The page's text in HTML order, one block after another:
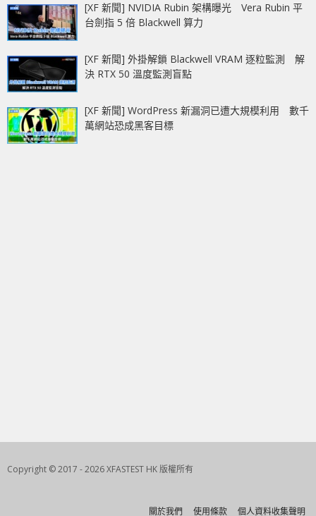
[XF 新聞] NVIDIA Rubin 架構曝光 Vera Rubin 平
台劍指 5 倍 Blackwell 算力
[XF 新聞] 外掛解鎖 Blackwell VRAM 逐粒監測 解
決 RTX 50 溫度監測盲點
[XF 新聞] WordPress 新漏洞已遭大規模利用 數千
萬網站恐成黑客目標
Copyright © 2017 - 2026 XFASTEST HK 版權所有
關於我們 使用條款 個人資料收集聲明